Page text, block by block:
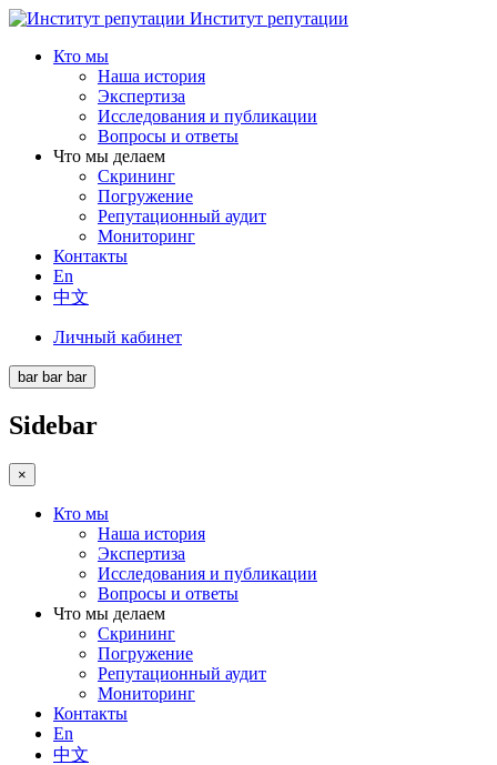
Институт репутации
Кто мы
Наша история
Экспертиза
Исследования и публикации
Вопросы и ответы
Что мы делаем
Скрининг
Погружение
Репутационный аудит
Мониторинг
Контакты
En
中文
Личный кабинет
bar bar bar
Sidebar
×
Кто мы
Наша история
Экспертиза
Исследования и публикации
Вопросы и ответы
Что мы делаем
Скрининг
Погружение
Репутационный аудит
Мониторинг
Контакты
En
中文